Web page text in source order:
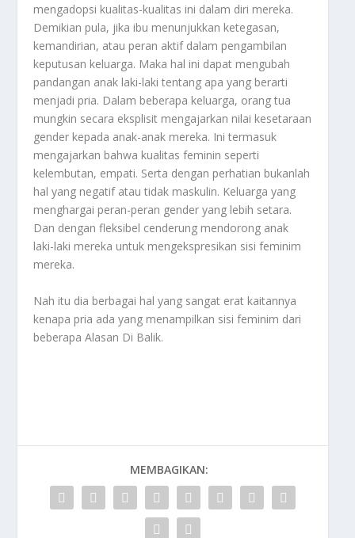
mengadopsi kualitas-kualitas ini dalam diri mereka.
Demikian pula, jika ibu menunjukkan ketegasan,
kemandirian, atau peran aktif dalam pengambilan
keputusan keluarga. Maka hal ini dapat mengubah
pandangan anak laki-laki tentang apa yang berarti
menjadi pria. Dalam beberapa keluarga, orang tua
mungkin secara eksplisit mengajarkan nilai kesetaraan
gender kepada anak-anak mereka. Ini termasuk
mengajarkan bahwa kualitas feminin seperti
kelembutan, empati. Serta dengan perhatian bukanlah
hal yang negatif atau tidak maskulin. Keluarga yang
menghargai peran-peran gender yang lebih setara.
Dan dengan fleksibel cenderung mendorong anak
laki-laki mereka untuk mengekspresikan sisi feminim
mereka.
Nah itu dia berbagai hal yang sangat erat kaitannya
kenapa pria ada yang menampilkan sisi feminim dari
beberapaAlasan Di Balik.
MEMBAGIKAN: